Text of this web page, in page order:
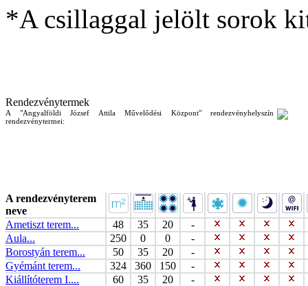
*A csillaggal jelölt sorok
Rendezvénytermek
A "Angyalföldi József Attila Művelődési Központ" rendezvényhelyszín
rendezvénytermei:
A rendezvényterem
neve
Ametiszt terem...
48 35 20
-
Aula...
250 0 0
-
Borostyán terem...
50 35 20
-
Gyémánt terem...
324 360 150
-
Kiállítóterem I....
60 35 20
-